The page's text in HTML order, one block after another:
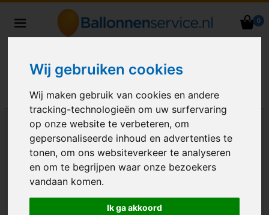
Wij gebruiken cookies
Wij maken gebruik van cookies en andere
tracking-technologieën om uw surfervaring
op onze website te verbeteren, om
gepersonaliseerde inhoud en advertenties te
tonen, om ons websiteverkeer te analyseren
en om te begrijpen waar onze bezoekers
vandaan komen.
Ik ga akkoord
0
Nederland